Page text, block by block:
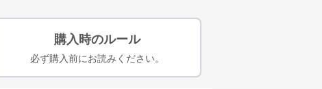
購入時のルール
必ず購入前にお読みください。